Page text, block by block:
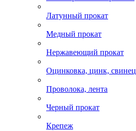
Латунный прокат
Медный прокат
Нержавеющий прокат
Оцинковка, цинк, свинец
Проволока, лента
Черный прокат
Крепеж